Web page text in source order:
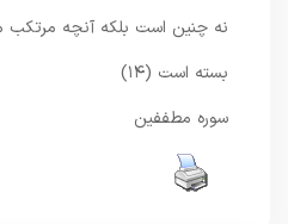
نه چنين است بلكه آنچه مرتكب
بسته است (۱۴)
سوره مطففین